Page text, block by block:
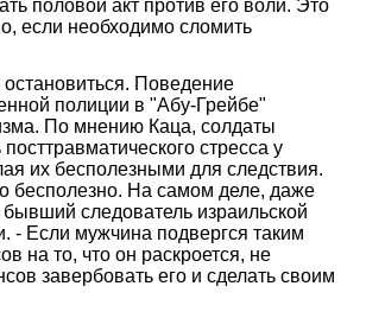
половой акт против его воли. Это
если необходимо сломить
остановиться. Поведение
полиции в "Абу-Грейбе"
По мнению Каца, солдаты
стресса у
их бесполезными для следствия.
бесполезно. На самом деле, даже
бывший следователь израильской
- Если мужчина подвергся таким
на то, что он раскроется, не
завербовать его и сделать своим